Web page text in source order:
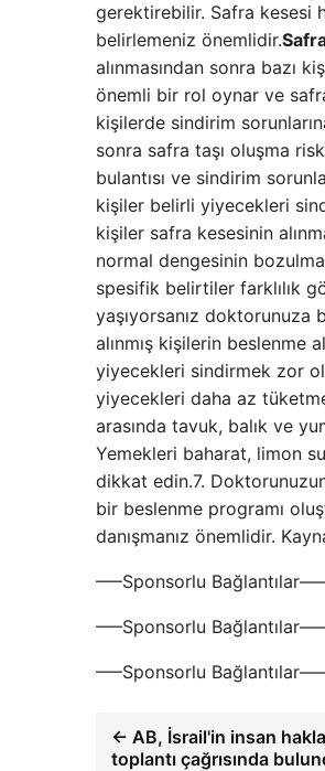
gerektirebilir. Safra kesesi
belirlemeniz önemlidir.
alınmasından sonra bazı
önemli bir rol oynar ve
kişilerde sindirim
sonra safra taşı oluşma
bulantısı ve sindirim
kişiler belirli yiyecekleri
kişiler safra kesesinin
normal dengesinin
spesifik belirtiler farklılık
yaşıyorsanız doktorunuza
alınmış kişilerin beslenme
yiyecekleri sindirmek zor
yiyecekleri daha az
arasında tavuk, balık ve
Yemekleri baharat, limon
dikkat edin.7.
bir beslenme programı
danışmanız önemlidir.
—–Sponsorlu Bağlantılar—–
—–Sponsorlu Bağlantılar—–
—–Sponsorlu Bağlantılar—–
← AB, İsrail'in insan
toplantı çağrısında